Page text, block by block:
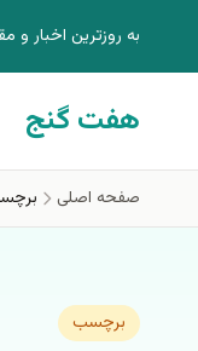
به روزترين اخبار و
هفت گنج
صفحه اصلی
برچسب